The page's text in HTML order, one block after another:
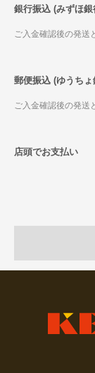
銀行振込 (みずほ銀
ご入金確認後の発送
郵便振込 (ゆうちょ
ご入金確認後の発送
店頭でお支払い